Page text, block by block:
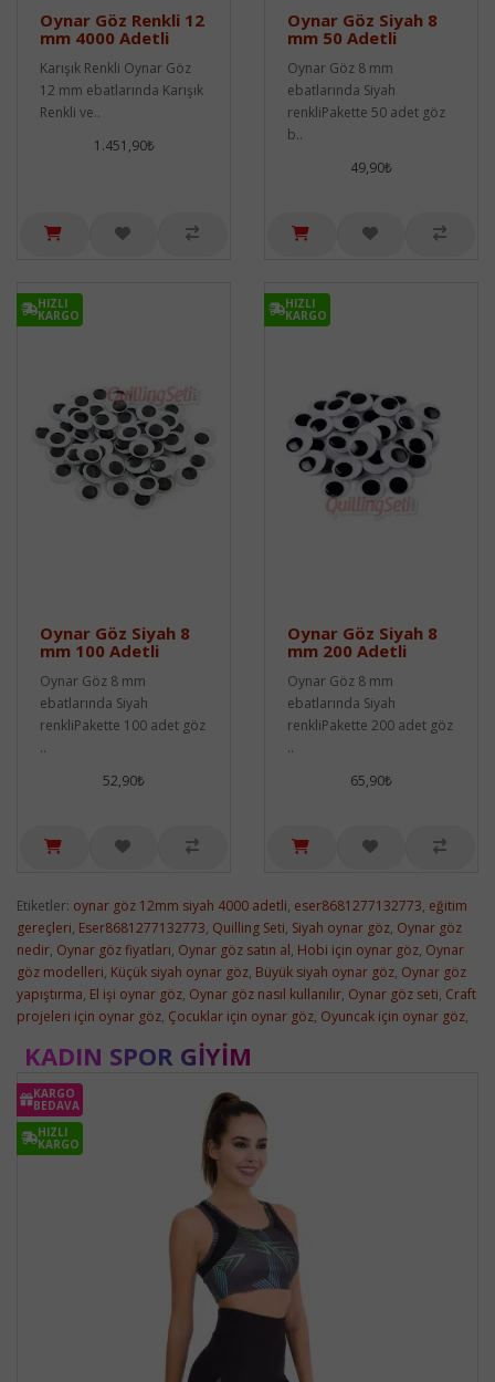
Oynar Göz Renkli 12
mm 4000 Adetli
Karışık Renkli Oynar Göz
12 mm ebatlarında Karışık
Renkli ve..
1.451,90₺
Oynar Göz Siyah 8
mm 50 Adetli
Oynar Göz 8 mm
ebatlarında Siyah
renkliPakette 50 adet göz
b..
49,90₺
HIZLI
KARGO
Oynar Göz Siyah 8
mm 100 Adetli
Oynar Göz 8 mm
ebatlarında Siyah
renkliPakette 100 adet göz
..
52,90₺
HIZLI
KARGO
Oynar Göz Siyah 8
mm 200 Adetli
Oynar Göz 8 mm
ebatlarında Siyah
renkliPakette 200 adet göz
..
65,90₺
Etiketler: oynar göz 12mm siyah 4000 adetli, eser8681277132773, eğitim
gereçleri, Eser8681277132773, Quilling Seti, Siyah oynar göz, Oynar göz
nedir, Oynar göz fiyatları, Oynar göz satın al, Hobi için oynar göz, Oynar
göz modelleri, Küçük siyah oynar göz, Büyük siyah oynar göz, Oynar göz
yapıştırma, El işi oynar göz, Oynar göz nasıl kullanılır, Oynar göz seti, Craft
projeleri için oynar göz, Çocuklar için oynar göz, Oyuncak için oynar göz,
KADIN SPOR GIYIM
KARGO
BEDAVA
HIZLI
KARGO